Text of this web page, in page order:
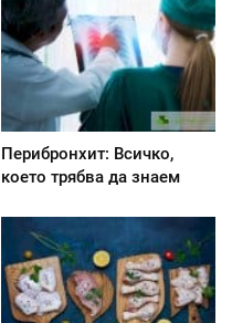
Перибронхит: Всичко,
което трябва да знаем